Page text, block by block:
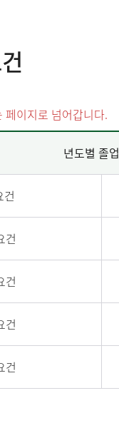
페이지로 넘어갑니다.
년도별 졸
건
건
건
건